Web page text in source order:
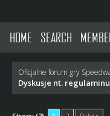
HOME SEARCH
Oficjalne forum gry
Dyskusje nt. regulaminu